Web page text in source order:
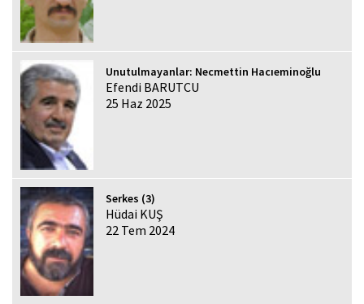
Unutulmayanlar: Necmettin Hacıeminoğlu
Efendi BARUTCU
25 Haz 2025
Serkes (3)
Hüdai KUŞ
22 Tem 2024